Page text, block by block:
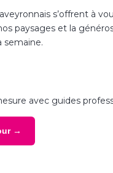
s’offrent à
paysages et la
semaine.
avec guides
→